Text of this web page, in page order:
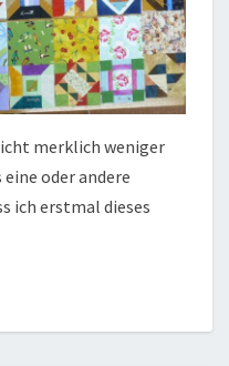
merklich weniger
oder andere
ich erstmal dieses